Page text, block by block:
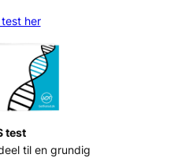
her
test
til en grundig